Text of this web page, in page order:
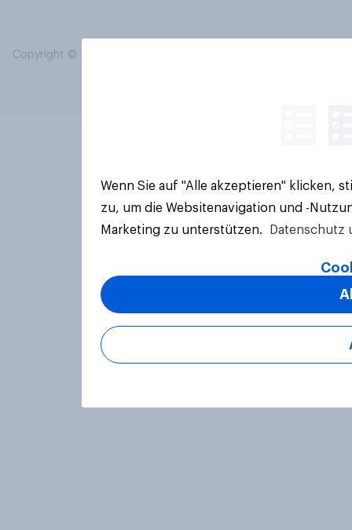
Copyright © 2026 YouGov PLC. Alle Rechte vorbehalten.
Wenn Sie auf "Alle akzeptieren" klicken,
zu, um die Websitenavigation und -
Marketing zu unterstützen.
Datenschutz